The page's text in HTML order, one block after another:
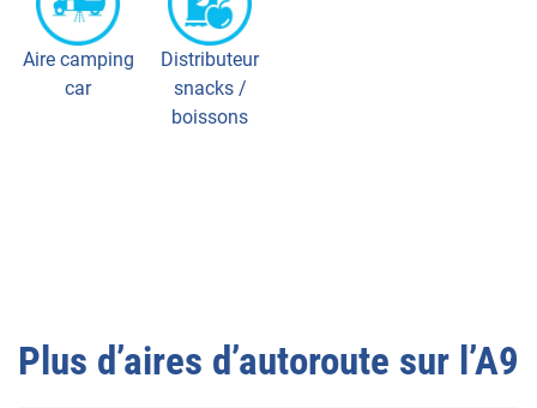
Aire camping
car
Distributeur
snacks /
boissons
Plus d’aires d’autoroute sur l’A9